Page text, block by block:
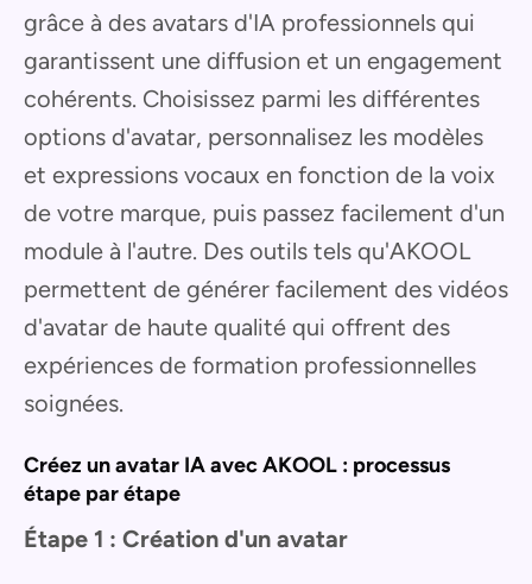
grâce à des avatars d'IA professionnels qui
garantissent une diffusion et un engagement
cohérents. Choisissez parmi les différentes
options d'avatar, personnalisez les modèles
et expressions vocaux en fonction de la voix
de votre marque, puis passez facilement d'un
module à l'autre. Des outils tels qu'AKOOL
permettent de générer facilement des vidéos
d'avatar de haute qualité qui offrent des
expériences de formation professionnelles
soignées.
Créez un avatar IA avec AKOOL : processus
étape par étape
Étape 1 : Création d'un avatar